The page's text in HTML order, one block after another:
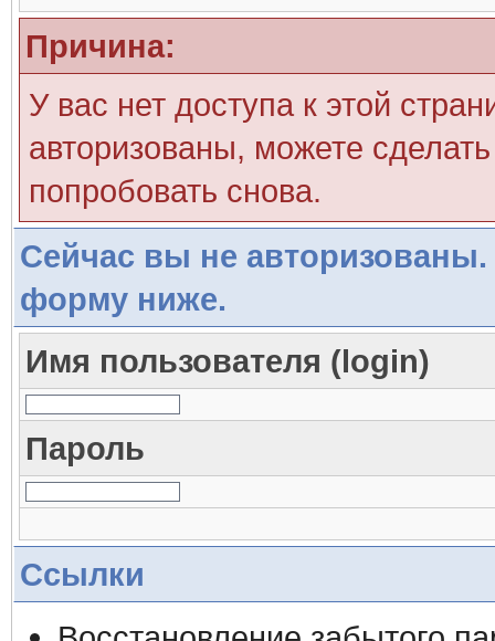
Причина:
У вас нет доступа к этой
авторизованы, можете
попробовать снова.
Сейчас вы не авторизованы.
форму ниже.
Имя пользователя (login)
Пароль
Ссылки